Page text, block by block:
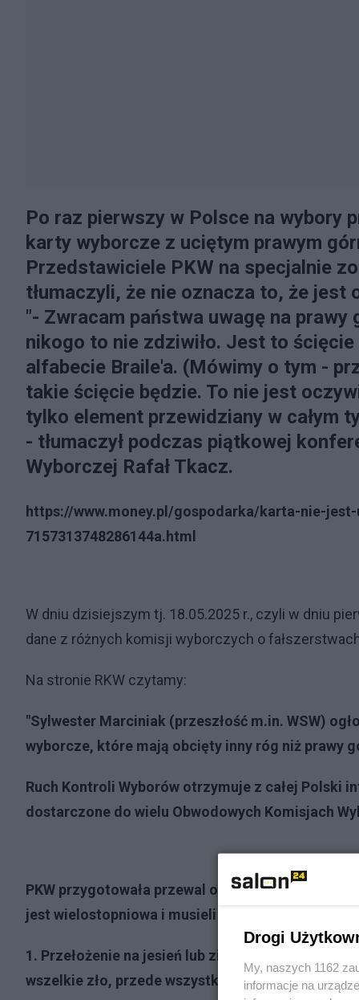
Po raz pierwszy w Polsce na wybory
karty wyborcze z uciętym prawym
Przedstawiciele PKW na specjalnie
tłumaczyli, że nie oznacza to, że jest
"- Zwracam państwa uwagę na
nikogo to nie zdziwiło. Jest to
alfabecie Braile'a. (Mówimy o tym -
takie ścięcie będzie. To nie jest
tylko element przewidziany w całym
- tłumaczył podczas piątkowej
Wyborczej Rafał Tkacz.
https://www.money.pl/gospodarka/karta-nie-
7157313748286144a.html
W dniu dzisiejszym tj. 18.05.2025 r., czyli w dniu
dane z różnych komisji wyborczych o
Na stronie RKW czytamy:
"Sylwester Marciniak (przeszłość m.in. WSW)
wyborcze, które mają obcięty inny róg niż prawy
Ruch Kontroli Wyborów otrzymuje z całej Polski
dostarczone do wielu Obwodowych Komisjach
PKW przygotowała przewal odbierając z drukarń
jest wielostopniowa i musieli wiedzieć o
1. Przełożenie na jesień lub zimę wyborów i
wszelkie zło, przede wszystkim inkorporację
Drogi
My, naszych 1162
informacje na